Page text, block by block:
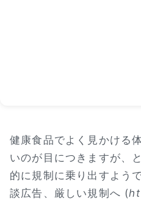
健康食品でよく見かける
いのが目につきますが、
的に規制に乗り出すよう
談広告、厳しい規制へ (